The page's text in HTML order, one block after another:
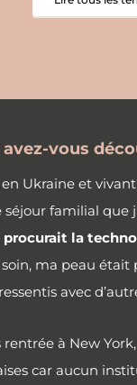
avez-vous
Ukraine et
séjour familial
procurait la
ma peau était
avec
rentrée à New
car aucun